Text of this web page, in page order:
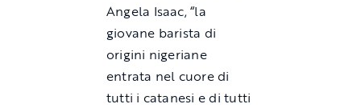
Angela Isaac, “la
giovane barista di
origini nigeriane
entrata nel cuore di
tutti i catanesi e di tutti